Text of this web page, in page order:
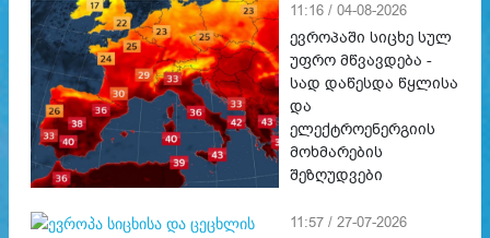
11:16 / 04-08-2026
ევროპაში სიცხე სულ
უფრო მწვავდება -
სად დაწესდა წყლისა
და
ელექტროენერგიის
მოხმარების
შეზღუდვები
11:57 / 27-07-2026